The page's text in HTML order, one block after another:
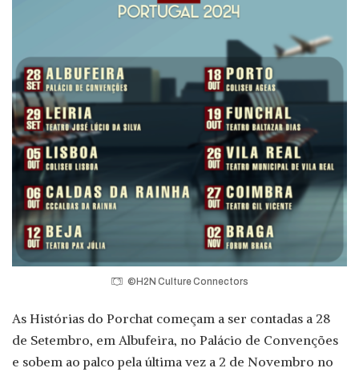
©H2N Culture Connectors
As Histórias do Porchat começam a ser contadas a 28
de Setembro, em Albufeira, no Palácio de Convenções
e sobem ao palco pela última vez a 2 de Novembro no